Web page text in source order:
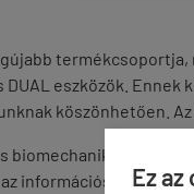
Ez
DUAL eszközök.
köszönhetően.
biomechanikája
információs táblán